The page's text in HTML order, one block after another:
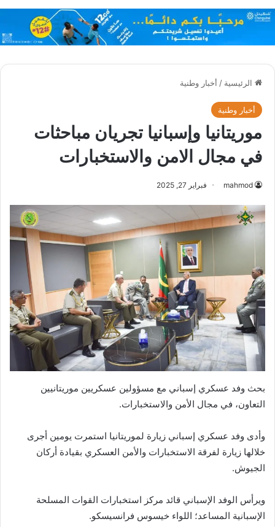
الرئيسية / أخبار وطنية
أخبار وطنية
موريتانيا وإسبانيا تجريان مباحثات
في مجال الامن والاستخبارات
mahmod فبراير 27, 2025
بحث وفد عسكري إسباني مع مسؤولين عسكريين موريتانيين
التعاون، في مجال الأمن والاستخبارات.
وأدى وفد عسكري إسباني زيارة لموريتانيا استمرت يومين أجرى
خلالها زيارة لفرقة الاستخبارات والأمن العسكري بقيادة أركان
الجيوش.
ويرأس الوفد الإسباني قائد مركز استخبارات القوات المسلحة
الإسبانية المساعد؛ اللواء خيسوس فرانسيسكو.